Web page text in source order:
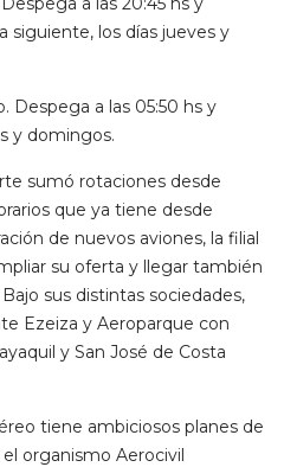
siguiente, los días jueves y
Despega a las 05:50 hs y
y domingos.
sumó rotaciones desde
que ya tiene desde
de nuevos aviones, la filial
su oferta y llegar también
sus distintas sociedades,
Ezeiza y Aeroparque con
y San José de Costa
tiene ambiciosos planes de
organismo Aerocivil